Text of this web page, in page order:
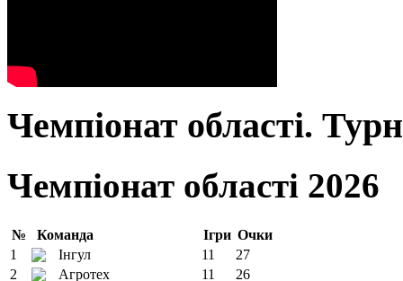
Чемпіонат області.
Чемпіонат області 2026
№ Команда Ігри Очки
1
Інгул 11
27
2
Агротех 11
26